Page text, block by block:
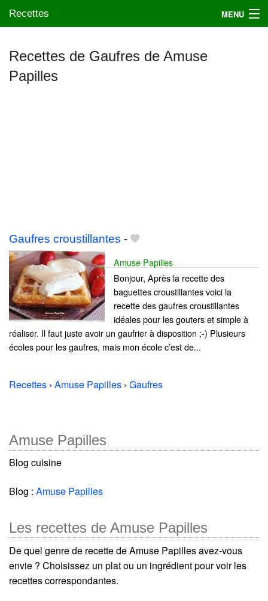
Recettes MENU
Mes blogs préférés
Recettes de Gaufres de Amuse
Papilles
Gaufres croustillantes -
Amuse Papilles
Bonjour, Après la recette des
baguettes croustillantes voici la
recette des gaufres croustillantes
idéales pour les gouters et simple à
réaliser. Il faut juste avoir un gaufrier à disposition ;-) Plusieurs
écoles pour les gaufres, mais mon école c’est de...
Recettes › Amuse Papilles › Gaufres
Amuse Papilles
Blog cuisine
Blog : Amuse Papilles
Les recettes de Amuse Papilles
De quel genre de recette de Amuse Papilles avez-vous
envie ? Choisissez un plat ou un ingrédient pour voir les
recettes correspondantes.